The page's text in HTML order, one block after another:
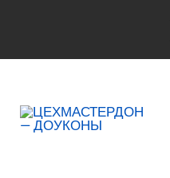
содержимому
Плавающее
KO